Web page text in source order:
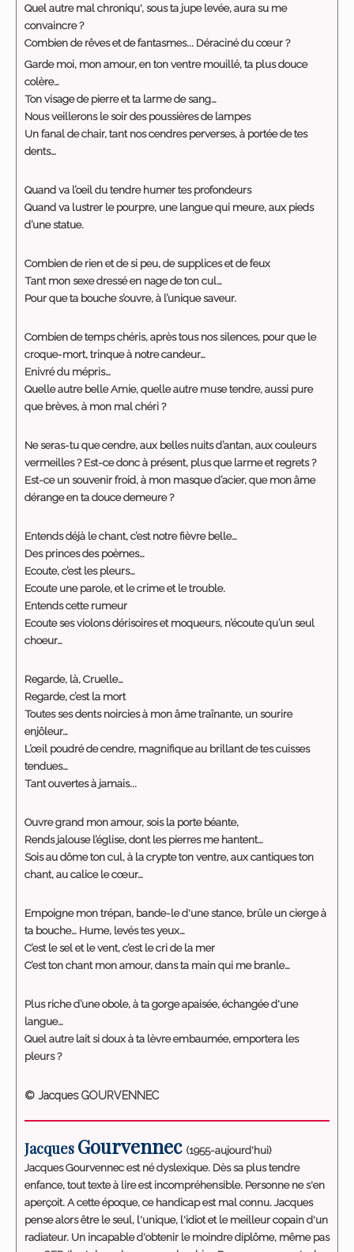
Quel autre mal chroniqu', sous ta jupe levée, aura su me
convaincre ?
Combien de rêves et de fantasmes... Déraciné du cœur ?
Garde moi, mon amour, en ton ventre mouillé, ta plus douce
colère…
Ton visage de pierre et ta larme de sang…
Nous veillerons le soir des poussières de lampes
Un fanal de chair, tant nos cendres perverses, à portée de tes
dents…
Quand va l’oeil du tendre humer tes profondeurs
Quand va lustrer le pourpre, une langue qui meure, aux pieds
d’une statue.
Combien de rien et de si peu, de supplices et de feux
Tant mon sexe dressé en nage de ton cul…
Pour que ta bouche s’ouvre, à l’unique saveur.
Combien de temps chéris, après tous nos silences, pour que le
croque-mort, trinque à notre candeur…
Enivré du mépris…
Quelle autre belle Amie, quelle autre muse tendre, aussi pure
que brèves, à mon mal chéri ?
Ne seras-tu que cendre, aux belles nuits d’antan, aux couleurs
vermeilles ? Est-ce donc à présent, plus que larme et regrets ?
Est-ce un souvenir froid, à mon masque d’acier, que mon âme
dérange en ta douce demeure ?
Entends déjà le chant, c’est notre fièvre belle…
Des princes des poèmes…
Ecoute, c’est les pleurs…
Ecoute une parole, et le crime et le trouble.
Entends cette rumeur
Ecoute ses violons dérisoires et moqueurs, n’écoute qu’un seul
choeur…
Regarde, là, Cruelle…
Regarde, c’est la mort
Toutes ses dents noircies à mon âme traînante, un sourire
enjôleur…
L’œil poudré de cendre, magnifique au brillant de tes cuisses
tendues…
Tant ouvertes à jamais...
Ouvre grand mon amour, sois la porte béante,
Rends jalouse l’église, dont les pierres me hantent…
Sois au dôme ton cul, à la crypte ton ventre, aux cantiques ton
chant, au calice le cœur…
Empoigne mon trépan, bande-le d'une stance, brûle un cierge à
ta bouche… Hume, levés tes yeux…
C’est le sel et le vent, c’est le cri de la mer
C’est ton chant mon amour, dans ta main qui me branle…
Plus riche d’une obole, à ta gorge apaisée, échangée d'une
langue…
Quel autre lait si doux à ta lèvre embaumée, emportera les
pleurs ?
© Jacques GOURVENNEC
Jacques Gourvennec (1955-aujourd'hui)
Jacques Gourvennec est né dyslexique. Dès sa plus tendre
enfance, tout texte à lire est incompréhensible. Personne ne s'en
aperçoit. A cette époque, ce handicap est mal connu. Jacques
pense alors être le seul, l'unique, l'idiot et le meilleur copain d'un
radiateur. Un incapable d'obtenir le moindre diplôme, même pas